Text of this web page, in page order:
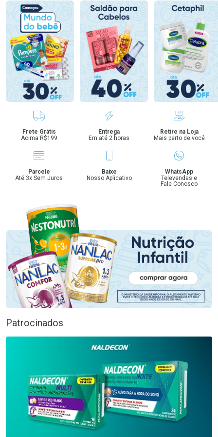
Benefícios
Frete Grátis
Acima R$199
Entrega
Em até 2 horas
Retire na Loja
Mais perto de você
Parcele
Até 3x Sem Juros
Baixe
Nosso Aplicativo
WhatsApp
Televendas e
Fale Conosco
Patrocinados